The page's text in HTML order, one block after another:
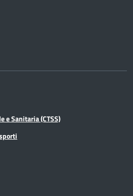
e Sanitaria (CTSS)